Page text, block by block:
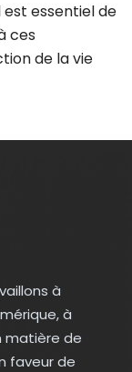
essentiel de
ces
de la vie
à
à
matière de
faveur de